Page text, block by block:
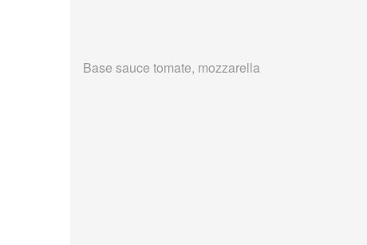
Base sauce tomate, mozzarella